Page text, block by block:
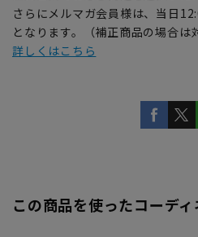
さらにメルマガ会員様は、当日
となります。（補正商品の場合は
詳しくはこちら
この商品を使ったコーディ